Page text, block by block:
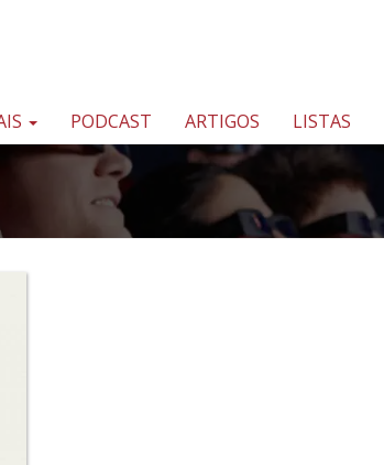
PODCAST ARTIGOS LISTAS